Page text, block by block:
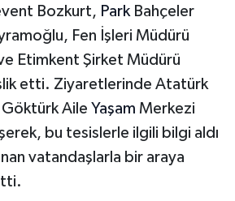
Bozkurt, ParkBahçeler
Fen İşleri Müdürü
Etimkent Şirket Müdürü
etti. Ziyaretlerinde Atatürk
Göktürk Aile Yaşam Merkezi
bu tesislerle ilgili bilgi aldı
vatandaşlarla bir araya
Sahiplendirme